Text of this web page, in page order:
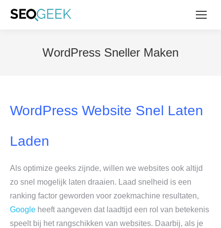
WordPress Sneller Maken
WordPress Website Snel Laten
Laden
Als optimize geeks zijnde, willen we websites ook altijd
zo snel mogelijk laten draaien. Laad snelheid is een
ranking factor geworden voor zoekmachine resultaten,
Google heeft aangeven dat laadtijd een rol van betekenis
speelt bij het rangschikken van websites. Daarbij, als je